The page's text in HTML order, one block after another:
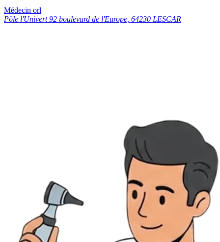
Médecin orl
Pôle l'Univert 92 boulevard de l'Europe, 64230 LESCAR